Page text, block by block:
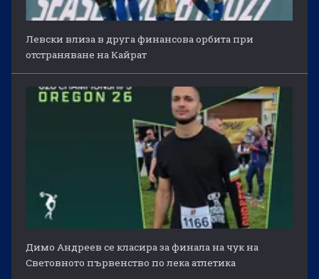
Левски влиза в друга финансова орбита при
отстраняване на Кайрат
Димо Андреев се класира за финала на чук на
Световното първенство по лека атлетика